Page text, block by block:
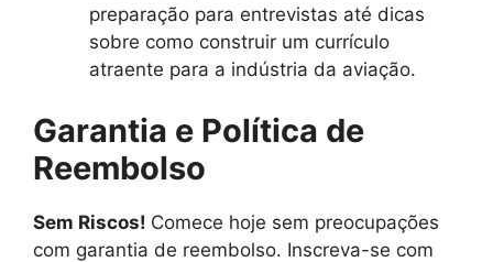
preparação para entrevistas até dicas
sobre como construir um currículo
atraente para a indústria da aviação.
Garantia e Política de
Reembolso
Sem Riscos! Comece hoje sem preocupações
com garantia de reembolso. Inscreva-se com